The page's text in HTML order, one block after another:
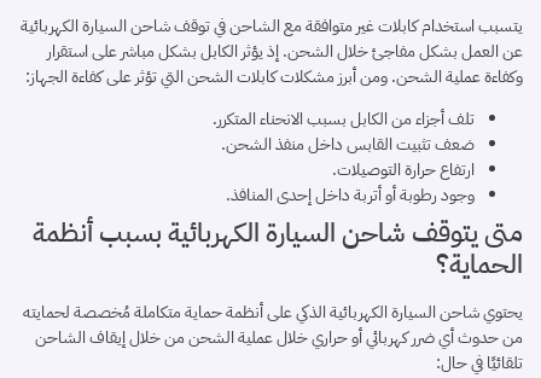
يتسبب استخدام كابلات غير متوافقة مع الشاحن في توقف شاحن السيارة الكهربائية
عن العمل بشكل مفاجئ خلال الشحن. إذ يؤثر الكابل بشكل مباشر على استقرار
وكفاءة عملية الشحن. ومن أبرز مشكلات كابلات الشحن التي تؤثر على كفاءة الجهاز:
تلف أجزاء من الكابل بسبب الانحناء المتكرر.
ضعف تثبيت القابس داخل منفذ الشحن.
ارتفاع حرارة التوصيلات.
وجود رطوبة أو أتربة داخل إحدى المنافذ.
متى يتوقف شاحن السيارة الكهربائية بسبب أنظمة
الحماية؟
يحتوي شاحن السيارة الكهربائية الذكي على أنظمة حماية متكاملة مُخصصة لحمايته
من حدوث أي ضرر كهربائي أو حراري خلال عملية الشحن من خلال إيقاف الشاحن
تلقائيًا في حال: